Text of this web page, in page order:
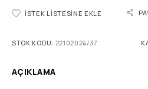
İSTEK LISTESINE EKLE
STOK KODU: 22102024/37
AÇIKLAMA